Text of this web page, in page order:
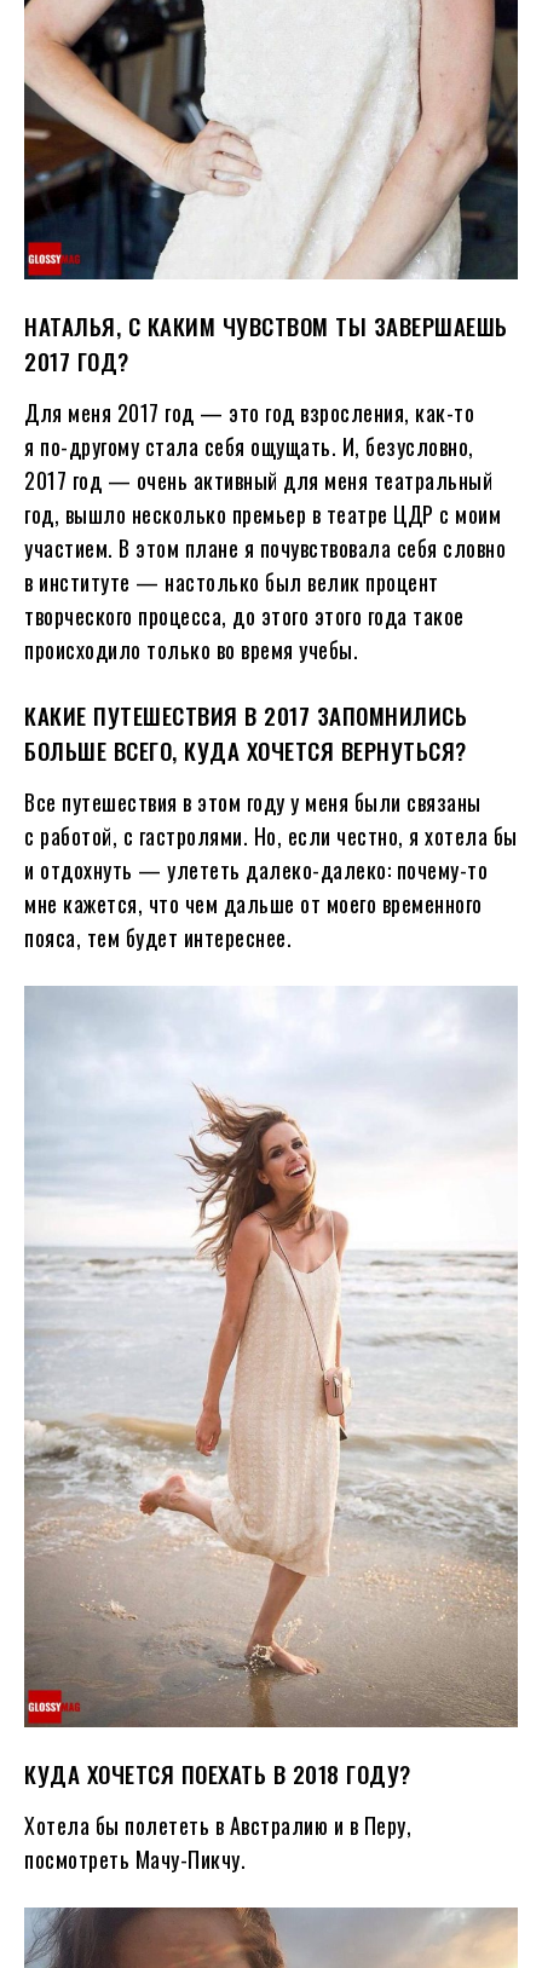
НАТАЛЬЯ, С КАКИМ ЧУВСТВОМ ТЫ ЗАВЕРШАЕШЬ
2017 ГОД?
Для меня 2017 год — это год взросления, как-то
я по-другому стала себя ощущать. И, безусловно,
2017 год — очень активный для меня театральный
год, вышло несколько премьер в театре ЦДР с моим
участием. В этом плане я почувствовала себя словно
в институте — настолько был велик процент
творческого процесса, до этого этого года такое
происходило только во время учебы.
КАКИЕ ПУТЕШЕСТВИЯ В 2017 ЗАПОМНИЛИСЬ
БОЛЬШЕ ВСЕГО, КУДА ХОЧЕТСЯ ВЕРНУТЬСЯ?
Все путешествия в этом году у меня были связаны
с работой, с гастролями. Но, если честно, я хотела бы
и отдохнуть — улететь далеко-далеко: почему-то
мне кажется, что чем дальше от моего временного
пояса, тем будет интереснее.
КУДА ХОЧЕТСЯ ПОЕХАТЬ В 2018 ГОДУ?
Хотела бы полететь в Австралию и в Перу,
посмотреть Мачу-Пикчу.